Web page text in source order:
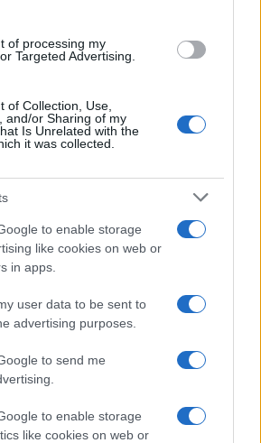
of processing my
Targeted Advertising.
of Collection, Use,
and/or Sharing of my
Is Unrelated with the
it was collected.
to enable storage
like cookies on web or
in apps.
user data to be sent to
advertising purposes.
to send me
to enable storage
like cookies on web or